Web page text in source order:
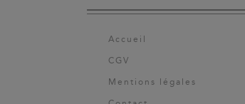
Accueil
CGV
Mentions légales